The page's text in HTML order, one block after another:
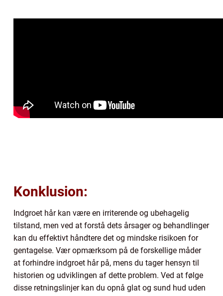
Konklusion:
Indgroet hår kan være en irriterende og ubehagelig
tilstand, men ved at forstå dets årsager og behandlinger
kan du effektivt håndtere det og mindske risikoen for
gentagelse. Vær opmærksom på de forskellige måder
at forhindre indgroet hår på, mens du tager hensyn til
historien og udviklingen af dette problem. Ved at følge
disse retningslinjer kan du opnå glat og sund hud uden